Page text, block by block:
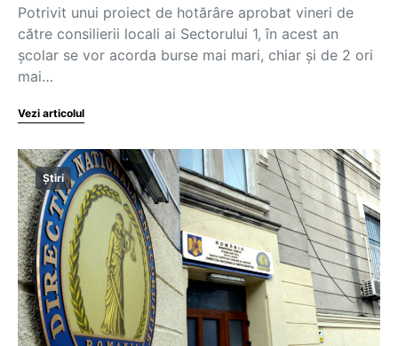
Potrivit unui proiect de hotărâre aprobat vineri de
către consilierii locali ai Sectorului 1, în acest an
școlar se vor acorda burse mai mari, chiar și de 2 ori
mai…
Vezi articolul
Știri